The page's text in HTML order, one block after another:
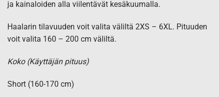
ja kainaloiden alla viilentävät kesäkuumalla.
Haalarin tilavuuden voit valita väliltä 2XS – 6XL. Pituuden
voit valita 160 – 200 cm väliltä.
Koko (Käyttäjän pituus)
Short (160-170 cm)